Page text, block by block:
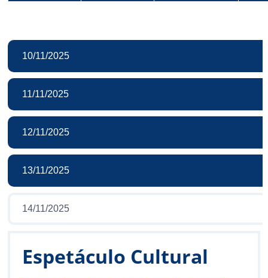
10/11/2025
11/11/2025
12/11/2025
13/11/2025
14/11/2025
Espetáculo Cultural